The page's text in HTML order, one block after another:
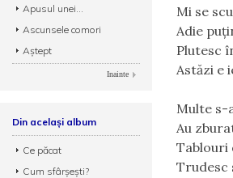
Mi se
Adie
Plutesc
Astăzi e
Multe s-
Au
Tablouri
Trudesc
Apusul unei...
Ascunsele comori
Aștept
Inainte
Din același album
Ce păcat
Cum sfârșești?